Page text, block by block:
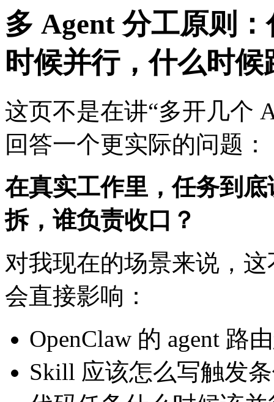
多 Agent 分工原则
时候并行，什么时候
这页不是在讲“多开几个
回答一个更实际的问题：
在真实工作里，任务到
拆，谁负责收口？
对我现在的场景来说，
会直接影响：
OpenClaw 的 agent 路
Skill 应该怎么写触发